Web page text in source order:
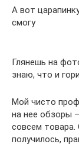
А вот
смогу
Глянешь на
знаю, что и
Мой чисто
на нее обзоры
совсем товара.
получилось,